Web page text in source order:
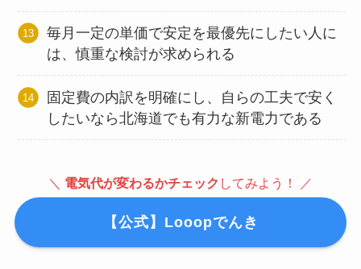
毎月一定の単価で安定を最優先にしたい人に
は、慎重な検討が求められる
固定費の内訳を明確にし、自らの工夫で安く
したいなら北海道でも有力な新電力である
＼ 電気代が変わるかチェック してみよう！ ／
【公式】Looopでんき